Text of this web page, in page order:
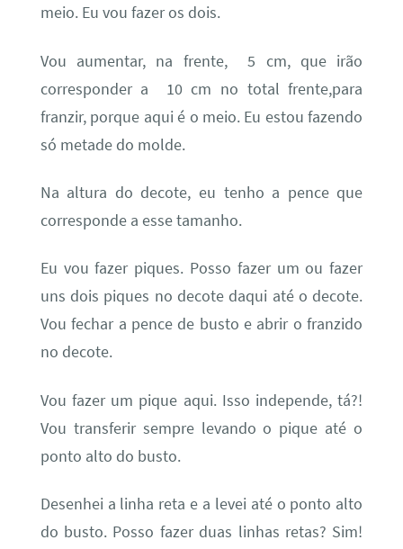
meio. Eu vou fazer os dois.
Vou aumentar, na frente, 5 cm, que irão
corresponder a 10 cm no total frente,para
franzir, porque aqui é o meio. Eu estou fazendo
só metade do molde.
Na altura do decote, eu tenho a pence que
corresponde a esse tamanho.
Eu vou fazer piques. Posso fazer um ou fazer
uns dois piques no decote daqui até o decote.
Vou fechar a pence de busto e abrir o franzido
no decote.
Vou fazer um pique aqui. Isso independe, tá?!
Vou transferir sempre levando o pique até o
ponto alto do busto.
Desenhei a linha reta e a levei até o ponto alto
do busto. Posso fazer duas linhas retas? Sim!